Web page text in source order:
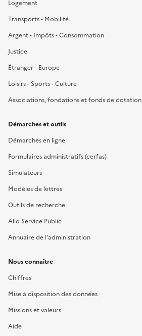
Logement
Transports - Mobilité
Argent - Impôts - Consommation
Justice
Étranger - Europe
Loisirs - Sports - Culture
Associations, fondations et fonds de dotation
Démarches et outils
Démarches en ligne
Formulaires administratifs (cerfas)
Simulateurs
Modèles de lettres
Outils de recherche
Allo Service Public
Annuaire de l'administration
Nous connaître
Chiffres
Mise à disposition des données
Missions et valeurs
Aide